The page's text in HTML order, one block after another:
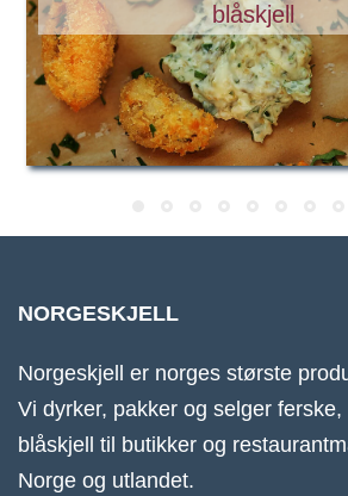
blåskjell
NORGESKJELL
Norgeskjell er norges største
Vi dyrker, pakker og selger
blåskjell til butikker og
Norge og utlandet.